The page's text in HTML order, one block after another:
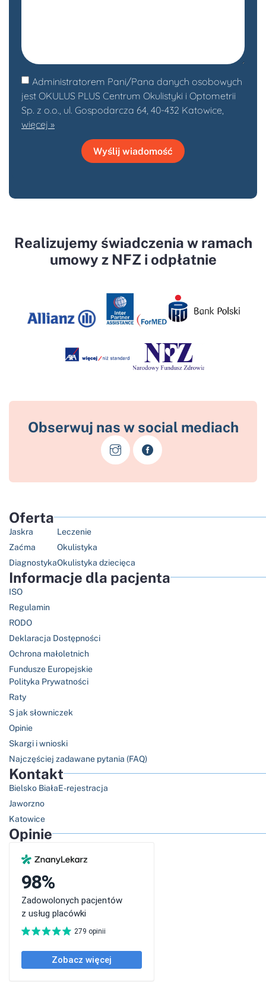
Administratorem Pani/Pana danych osobowych
jest OKULUS PLUS Centrum Okulistyki i Optometrii
Sp. z o.o., ul. Gospodarcza 64, 40-432 Katowice,
więcej »
Wyślij wiadomość
Realizujemy świadczenia w ramach
umowy z NFZ i odpłatnie
Obserwuj nas w social mediach
Oferta
Jaskra
Zaćma
Diagnostyka
Leczenie
Okulistyka
Okulistyka dziecięca
Informacje dla pacjenta
ISO
Regulamin
RODO
Deklaracja Dostępności
Ochrona małoletnich
Fundusze Europejskie
Polityka Prywatności
Raty
S jak słowniczek
Opinie
Skargi i wnioski
Najczęściej zadawane pytania (FAQ)
Kontakt
Bielsko Biała
Jaworzno
Katowice
E-rejestracja
Opinie